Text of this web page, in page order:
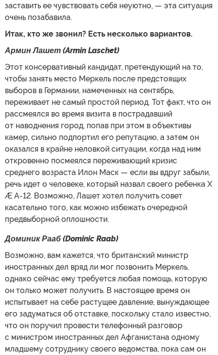
заставить ее чувствовать себя неуютно, — эта ситуация
очень позабавила.
Итак, кто же звонил? Есть несколько вариантов.
Армин Лашет (Armin Laschet)
Этот консервативный кандидат, претендующий на то,
чтобы занять место Меркель после предстоящих
выборов в Германии, намеченных на сентябрь,
переживает не самый простой период. Тот факт, что он
рассмеялся во время визита в пострадавший
от наводнения город, попав при этом в объективы
камер, сильно подпортил его репутацию, а затем он
оказался в крайне неловкой ситуации, когда над ним
откровенно посмеялся переживающий кризис
среднего возраста Илон Маск — если вы вдруг забыли,
речь идет о человеке, который назвал своего ребенка X
Æ A-12. Возможно, Лашет хотел получить совет
касательно того, как можно избежать очередной
предвыборной оплошности.
Доминик Рааб (Dominic Raab)
Возможно, вам кажется, что британский министр
иностранных дел вряд ли мог позвонить Меркель,
однако сейчас ему требуется любая помощь, которую
он только может получить. В настоящее время он
испытывает на себе растущее давление, вынуждающее
его задуматься об отставке, поскольку стало известно,
что он поручил провести телефонный разговор
с министром иностранных дел Афганистана одному
младшему сотруднику своего ведомства, пока сам он